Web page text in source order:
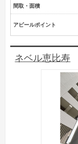
間取・面積
アピールポイント
ネベル恵比寿